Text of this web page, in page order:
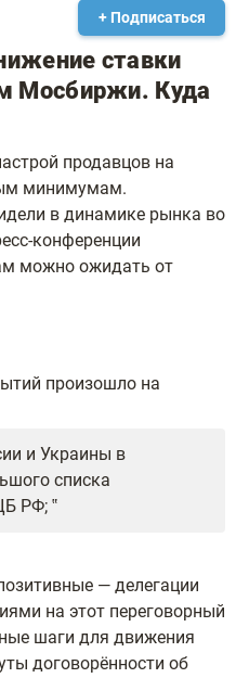
+ Подписаться
ставки
Мосбиржи. Куда
продавцов на
минимумам.
в динамике рынка во
конференции
можно ожидать от
произошло на
и Украины в
списка
РФ;
— делегации
на этот переговорный
шаги для движения
договорённости об